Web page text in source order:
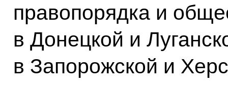
правопорядка и
в Донецкой и
в Запорожской и